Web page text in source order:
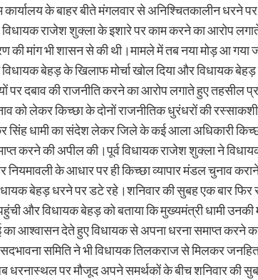
के बाहर बीते मंगलवार से अनिश्चितकालीन धरने
विधायक राजेश शुक्ला के इशारे पर काम करने का आरोप
मांग भी शासन से की थी।मामले में तब नया मोड़ आ गया
विधायक बेहड़ के खिलाफ मोर्चा खोल दिया और
पर दबाव की राजनीति करने का आरोप लगाते हुए तहसील
को लेकर किच्छा के दोनों राजनीतिक धुरंधरों की
धामी का संदेश लेकर जिले के कई आला अधिकारी
करने की अपील की।पूर्व विधायक राजेश शुक्ला ने
के आधार पर ही किच्छा व्यापार मंडल चुनाव
बेहड़ धरने पर डटे रहे।शनिवार की सुबह एक बार
और विधायक बेहड़ को बताया कि मुख्यमंत्री धामी
का आश्वासन देते हुए विधायक से अपना धरना समाप्त करने
सदभावना समिति ने भी विधायक तिलकराज से मिलकर
धरनास्थल पर मौजूद अपने समर्थकों के बीच शनिवार की